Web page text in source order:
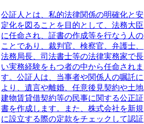
公証人とは、私的法律関係の明確化と安
定化を図ることを目的として、法務大臣
に任命され、証書の作成等を行なう人の
こと であり、裁判官、検察官、弁護士、
法務局長、司法書士等の法律実務家で長
い実務経験をもつ者の中から任命されま
す。公証人は、当事者や関係人の嘱託に
より、遺言や離婚、任意後見契約や土地
建物賃貸借契約等の民事に関する公正証
書を作成します。また、株式会社を新規
に設立する際の定款をチェックして認証